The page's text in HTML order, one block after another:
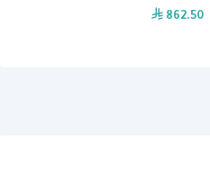
862.50